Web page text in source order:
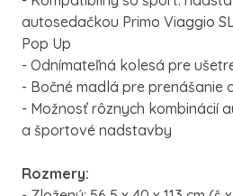
autosedačkou Primo Viaggio
Pop Up
- Odnímateľná kolesá pre
- Bočné madlá pre prenášanie
- Možnosť rôznych kombinácií
a športové nadstavby
Rozmery: